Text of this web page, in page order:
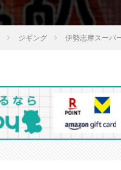
ジギング 伊勢志摩スーパ